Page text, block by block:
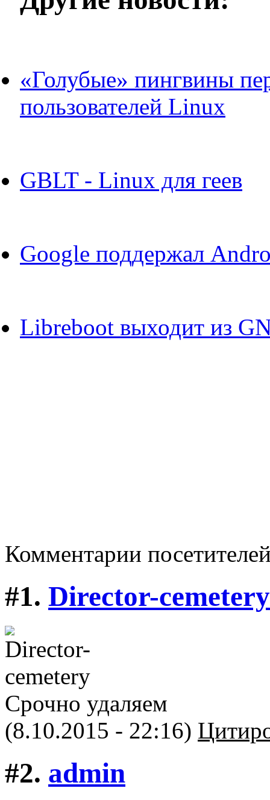
«Голубые» пингвины
пользователей Linux
GBLT - Linux для геев
Google поддержал
Libreboot выходит из
Комментарии
#1. Director-cemetery
Срочно удаляем
(8.10.2015 - 22:16)
#2. admin